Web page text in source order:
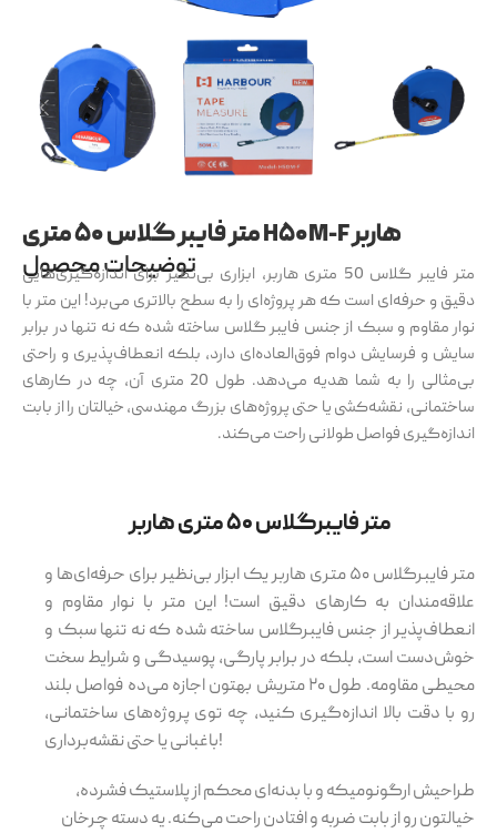
متر فایبر گلاس ۵۰ متری H۵۰M-F هاربر
توضیحات محصول
متر فایبر گلاس 50 متری هاربر، ابزاری بی‌نظیر برای اندازه‌گیری‌هایی
دقیق و حرفه‌ای است که هر پروژه‌ای را به سطح بالاتری می‌برد! این متر با
نوار مقاوم و سبک از جنس فایبر گلاس ساخته شده که نه تنها در برابر
سایش و فرسایش دوام فوق‌العاده‌ای دارد، بلکه انعطاف‌پذیری و راحتی
بی‌مثالی را به شما هدیه می‌دهد. طول 20 متری آن، چه در کارهای
ساختمانی، نقشه‌کشی یا حتی پروژه‌های بزرگ مهندسی، خیالتان را از بابت
اندازه‌گیری فواصل طولانی راحت می‌کند.
متر فایبرگلاس ۵۰ متری هاربر
متر فایبرگلاس ۵۰ متری هاربر یک ابزار بی‌نظیر برای حرفه‌ای‌ها و
علاقه‌مندان به کارهای دقیق است! این متر با نوار مقاوم و
انعطاف‌پذیر از جنس فایبرگلاس ساخته شده که نه تنها سبک و
خوش‌دست است، بلکه در برابر پارگی، پوسیدگی و شرایط سخت
محیطی مقاومه. طول ۲۰ متریش بهتون اجازه می‌ده فواصل بلند
رو با دقت بالا اندازه‌گیری کنید، چه توی پروژه‌های ساختمانی،
باغبانی یا حتی نقشه‌برداری!
طراحیش ارگونومیکه و با بدنه‌ای محکم از پلاستیک فشرده،
خیالتون رو از بابت ضربه و افتادن راحت می‌کنه. یه دسته چرخان